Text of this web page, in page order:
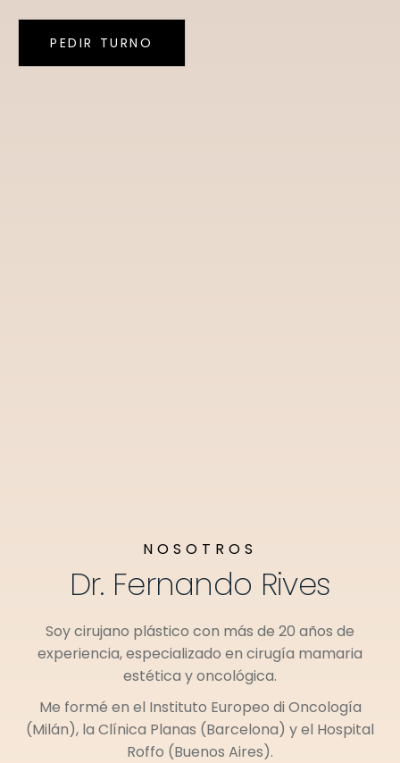
PEDIR TURNO
NOSOTROS
Dr. Fernando Rives
Soy cirujano plástico con más de 20 años de
experiencia, especializado en cirugía mamaria
estética y oncológica.
Me formé en el Instituto Europeo di Oncología
(Milán), la Clínica Planas (Barcelona) y el Hospital
Roffo (Buenos Aires).